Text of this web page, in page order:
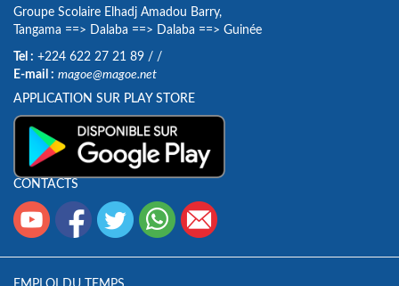
Groupe Scolaire Elhadj Amadou Barry,
Tangama ==> Dalaba ==> Dalaba ==> Guinée
Tel : +224 622 27 21 89 / /
E-mail : magoe@magoe.net
APPLICATION SUR PLAY STORE
CONTACTS